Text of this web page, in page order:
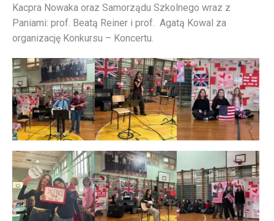
Kacpra Nowaka oraz Samorządu Szkolnego wraz z
Paniami: prof. Beatą Reiner i prof. Agatą Kowal za
organizację Konkursu – Koncertu.